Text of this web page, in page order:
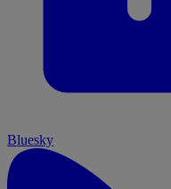
Bluesky